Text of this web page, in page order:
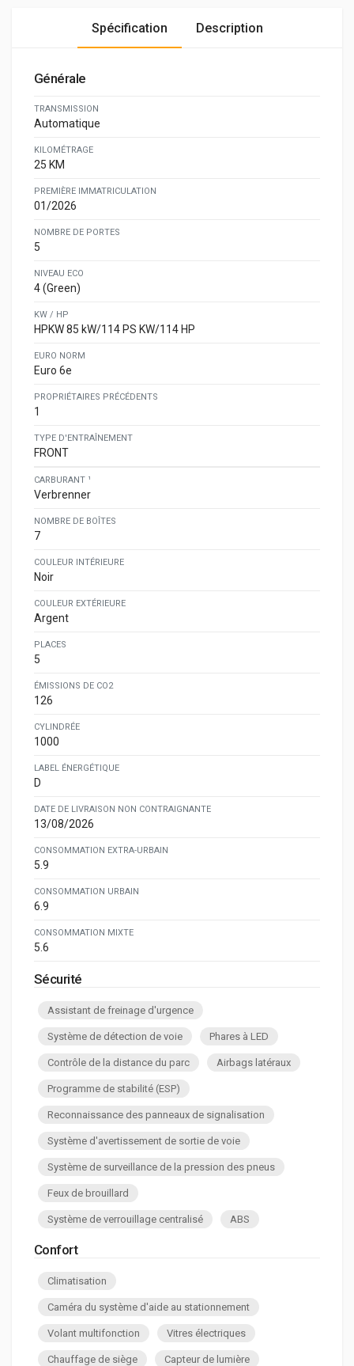
Spécification Description
Générale
TRANSMISSION
Automatique
KILOMÉTRAGE
25 KM
PREMIÈRE IMMATRICULATION
01/2026
NOMBRE DE PORTES
5
NIVEAU ECO
4 (Green)
KW / HP
HPKW 85 kW/114 PS KW/114 HP
EURO NORM
Euro 6e
PROPRIÉTAIRES PRÉCÉDENTS
1
TYPE D'ENTRAÎNEMENT
FRONT
CARBURANT ¹
Verbrenner
NOMBRE DE BOÎTES
7
COULEUR INTÉRIEURE
Noir
COULEUR EXTÉRIEURE
Argent
PLACES
5
ÉMISSIONS DE CO2
126
CYLINDRÉE
1000
LABEL ÉNERGÉTIQUE
D
DATE DE LIVRAISON NON CONTRAIGNANTE
13/08/2026
CONSOMMATION EXTRA-URBAIN
5.9
CONSOMMATION URBAIN
6.9
CONSOMMATION MIXTE
5.6
Sécurité
Assistant de freinage d'urgence
Système de détection de voie Phares à LED
Contrôle de la distance du parc Airbags latéraux
Programme de stabilité (ESP)
Reconnaissance des panneaux de signalisation
Système d'avertissement de sortie de voie
Système de surveillance de la pression des pneus
Feux de brouillard
Système de verrouillage centralisé ABS
Confort
Climatisation
Caméra du système d'aide au stationnement
Volant multifonction Vitres électriques
Chauffage de siège Capteur de lumière